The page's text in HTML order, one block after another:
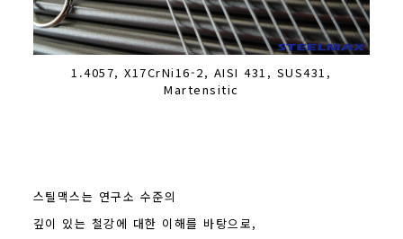
1.4057, X17CrNi16-2, AISI 431, SUS431,
Martensitic
스틸맥스는 연구소 수준의
깊이 있는 철강에 대한 이해를 바탕으로,